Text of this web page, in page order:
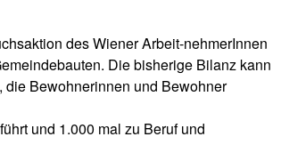
des Wiener Arbeit-nehmerInnen
Die bisherige Bilanz kann
die Bewohnerinnen und Bewohner
und 1.000 mal zu Beruf und